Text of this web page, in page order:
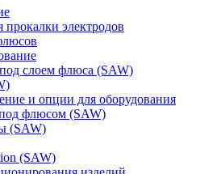
электродов
слоем флюса (SAW)
и опции для оборудования
под флюсом (SAW)
(SAW)
(SAW)